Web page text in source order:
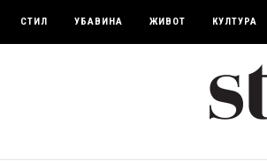
СТИЛ УБАВИНА ЖИВОТ КУЛТУРА